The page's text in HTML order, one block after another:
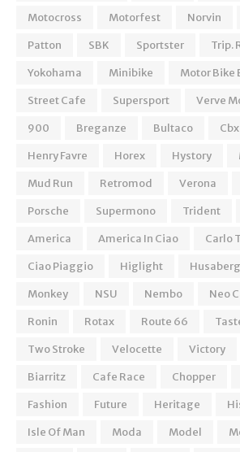
Motocross
Motorfest Norvin
Patton
SBK Sportster
Trip.
Yokohama
Minibike Motor Bike
Street Cafe
Supersport Verve
900
Breganze Bultaco Cbx
Henry Favre
Horex Hystory
Mud Run
Retromod Verona
Porsche
Supermono Trident
America
America In Ciao
Carlo
Ciao Piaggio
Higlight Husaberg
Monkey
NSU Nembo
Neo
Ronin
Rotax Route 66
Two Stroke
Velocette Victory
Biarritz
Cafe Race Chopper
Fashion
Future Heritage
Isle Of Man
Moda Model